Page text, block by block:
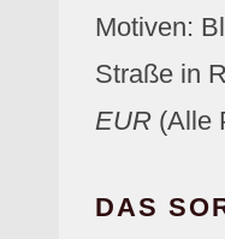
Motiven:
Straße in
EUR (Alle
DAS